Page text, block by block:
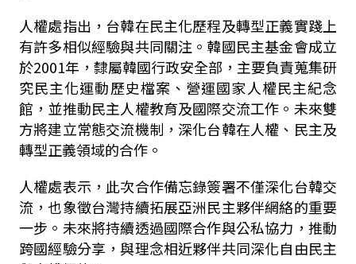
人權處指出，台韓在民主化歷程及轉型正義實踐上
有許多相似經驗與共同關注。韓國民主基金會成立
於2001年，隸屬韓國行政安全部，主要負責蒐集研
究民主化運動歷史檔案、營運國家人權民主紀念
館，並推動民主人權教育及國際交流工作。未來雙
方將建立常態交流機制，深化台韓在人權、民主及
轉型正義領域的合作。
人權處表示，此次合作備忘錄簽署不僅深化台韓交
流，也象徵台灣持續拓展亞洲民主夥伴網絡的重要
一步。未來將持續透過國際合作與公私協力，推動
跨國經驗分享，與理念相近夥伴共同深化自由民主